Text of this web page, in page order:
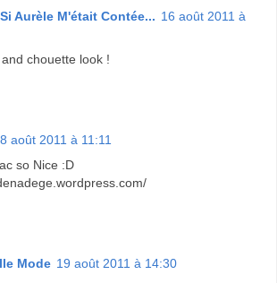
Aurèle M'était Contée... 16 août 2011 à
chouette look !
août 2011 à 11:11
so Nice :D
Mode 19 août 2011 à 14:30